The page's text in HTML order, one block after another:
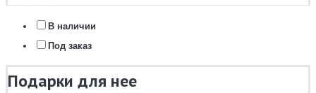
В наличии
Под заказ
Подарки для нее